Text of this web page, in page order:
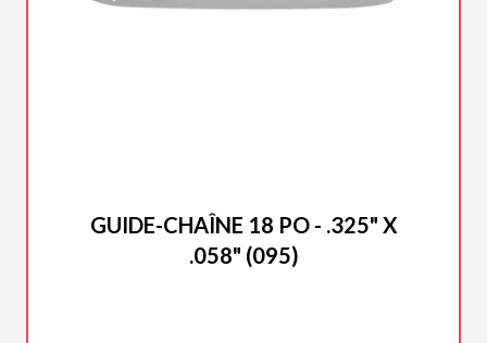
GUIDE-CHAÎNE 18 PO - .325" X
.058" (095)